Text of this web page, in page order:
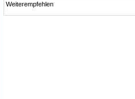
Weiterempfehlen